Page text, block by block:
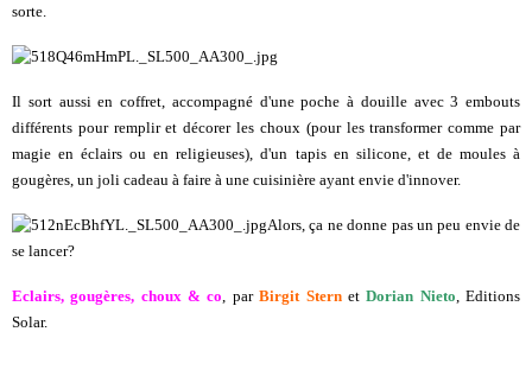
sorte.
Il sort aussi en coffret, accompagné d'une poche à douille avec 3 embouts
différents pour remplir et décorer les choux (pour les transformer comme par
magie en éclairs ou en religieuses), d'un tapis en silicone, et de moules à
gougères, un joli cadeau à faire à une cuisinière ayant envie d'innover.
Alors, ça ne donne pas un peu envie de
se lancer?
Eclairs, gougères, choux & co , parBirgit SternetDorian Nieto , Editions
Solar.